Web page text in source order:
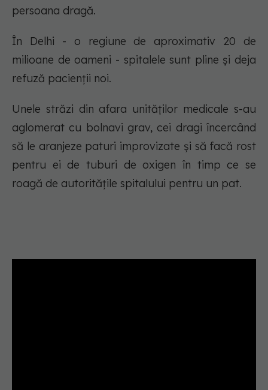
persoana dragă.
În Delhi - o regiune de aproximativ 20 de
milioane de oameni - spitalele sunt pline și deja
refuză pacienții noi.
Unele străzi din afara unităților medicale s-au
aglomerat cu bolnavi grav, cei dragi încercând
să le aranjeze paturi improvizate și să facă rost
pentru ei de tuburi de oxigen în timp ce se
roagă de autoritățile spitalului pentru un pat.